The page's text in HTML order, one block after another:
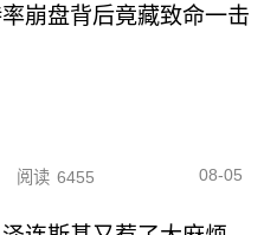
崩盘背后竟藏致命一击
阅读 6455 08-05